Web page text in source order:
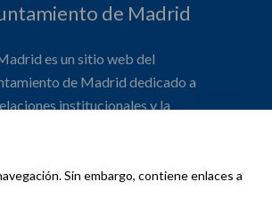
Sin embargo, contiene enlaces a
de Madrid
es un sitio web del
de Madrid dedicado a
institucionales y la